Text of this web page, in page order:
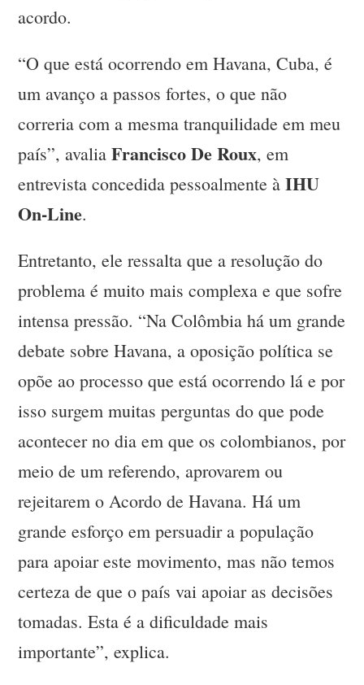
acordo.
“O que está ocorrendo em Havana, Cuba, é
um avanço a passos fortes, o que não
correria com a mesma tranquilidade em meu
país”, avaliaFrancisco De Roux, em
entrevista concedida pessoalmente àIHU
On-Line.
Entretanto, ele ressalta que a resolução do
problema é muito mais complexa e que sofre
intensa pressão. “Na Colômbia há um grande
debate sobre Havana, a oposição política se
opõe ao processo que está ocorrendo lá e por
isso surgem muitas perguntas do que pode
acontecer no dia em que os colombianos, por
meio de um referendo, aprovarem ou
rejeitarem o Acordo de Havana. Há um
grande esforço em persuadir a população
para apoiar este movimento, mas não temos
certeza de que o país vai apoiar as decisões
tomadas. Esta é a dificuldade mais
importante”, explica.